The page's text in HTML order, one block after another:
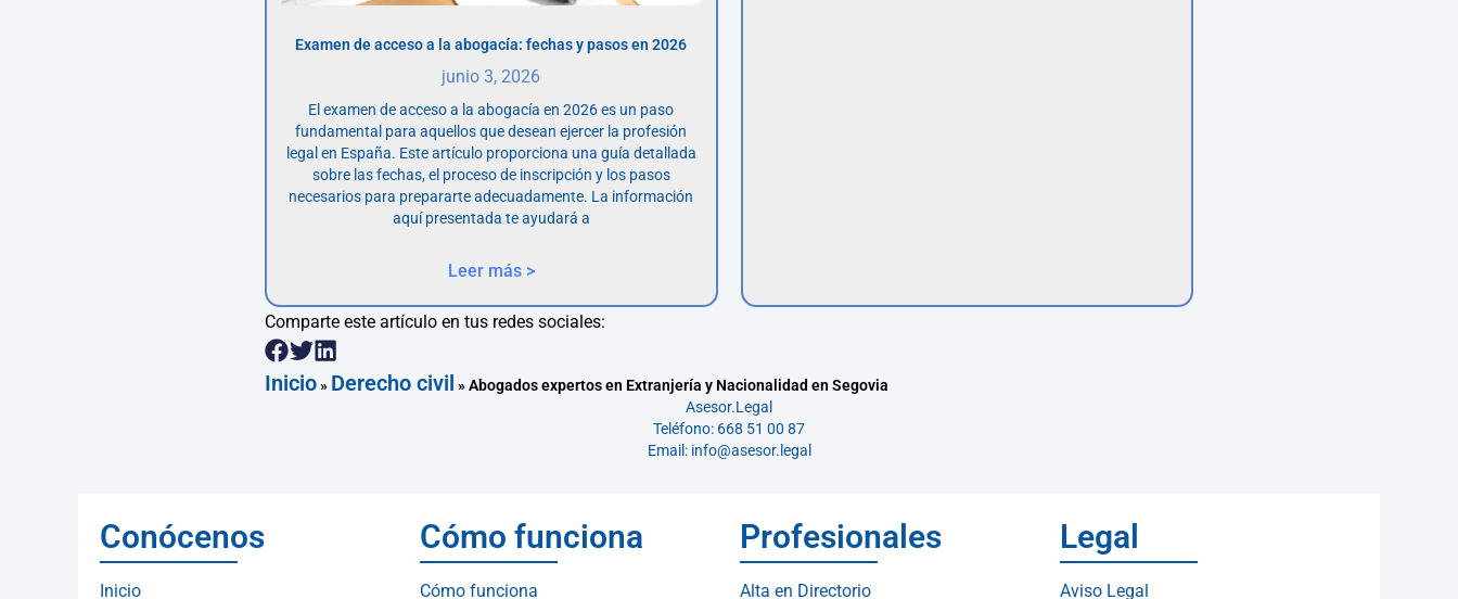
Examen de acceso a la abogacía: fechas y pasos en 2026
junio 3, 2026
El examen de acceso a la abogacía en 2026 es un paso
fundamental para aquellos que desean ejercer la profesión
legal en España. Este artículo proporciona una guía detallada
sobre las fechas, el proceso de inscripción y los pasos
necesarios para prepararte adecuadamente. La información
aquí presentada te ayudará a
Leer más >
Comparte este artículo en tus redes sociales:
Inicio» Derecho civil »Abogados expertos en Extranjería y Nacionalidad en Segovia
Asesor.Legal
Teléfono: 668 51 00 87
Email: info@asesor.legal
Conócenos
Inicio
Cómo funciona
Cómo funciona
Profesionales
Alta en Directorio
Legal
Aviso Legal